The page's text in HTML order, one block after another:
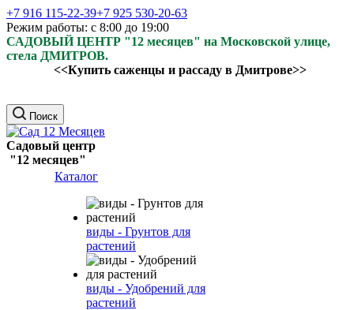
+7 916 115-22-39+7 925 530-20-63
Режим работы: с 8:00 до 19:00
САДОВЫЙ ЦЕНТР "12 месяцев" на Московской улице,
стела ДМИТРОВ.
<<Купить саженцы и рассаду в Дмитрове>>
Поиск
Садовый центр
"12 месяцев"
Каталог
виды - Грунтов для
растений
виды - Удобрений для
растений